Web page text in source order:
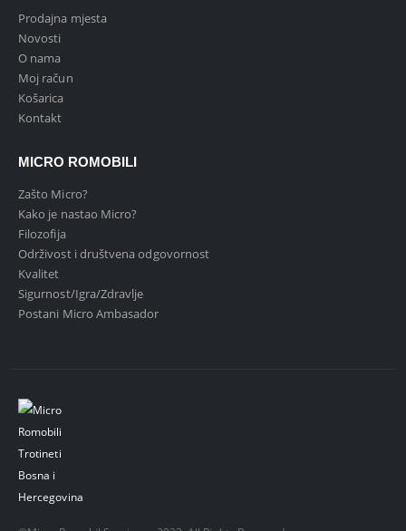
Prodajna mjesta
Novosti
O nama
Moj račun
Košarica
Kontakt
MICRO ROMOBILI
Zašto Micro?
Kako je nastao Micro?
Filozofija
Održivost i društvena odgovornost
Kvalitet
Sigurnost/Igra/Zdravlje
Postani Micro Ambasador